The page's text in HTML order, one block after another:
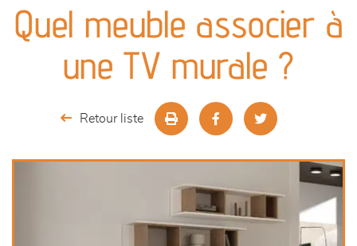
canapés et fauteuils
séjours
meubles de complément
Quel meuble associer à
une TV murale ?
Retour liste